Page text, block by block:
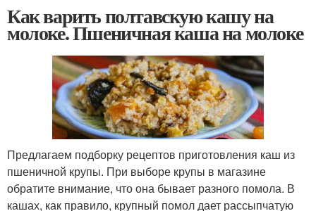
Как варить полтавскую кашу на
молоке. Пшеничная каша на молоке
Предлагаем подборку рецептов приготовления каш из
пшеничной крупы. При выборе крупы в магазине
обратите внимание, что она бывает разного помола. В
кашах, как правило, крупный помол дает рассыпчатую